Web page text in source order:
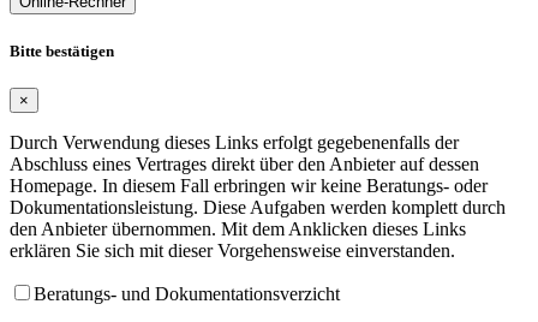
Bitte bestätigen
×
Durch Verwendung dieses Links erfolgt gegebenenfalls der
Abschluss eines Vertrages direkt über den Anbieter auf dessen
Homepage. In diesem Fall erbringen wir keine Beratungs- oder
Dokumentationsleistung. Diese Aufgaben werden komplett durch
den Anbieter übernommen. Mit dem Anklicken dieses Links
erklären Sie sich mit dieser Vorgehensweise einverstanden.
Beratungs- und Dokumentationsverzicht